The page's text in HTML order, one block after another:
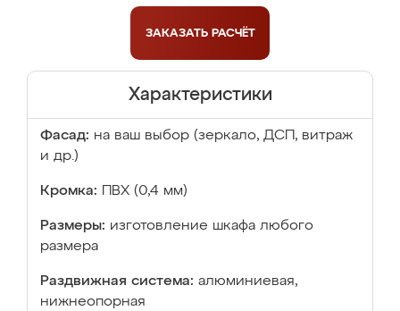
ЗАКАЗАТЬ РАСЧЁТ
Характеристики
Фасад: на ваш выбор (зеркало, ДСП, витраж
и др.)
Кромка: ПВХ (0,4 мм)
Размеры: изготовление шкафа любого
размера
Раздвижная система: алюминиевая,
нижнеопорная